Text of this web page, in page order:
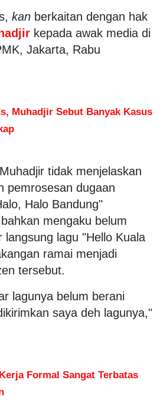
kan berkaitan dengan hak
kepada awak media di
Jakarta, Rabu
Muhadjir Sebut Banyak Kasus
tidak menjelaskan
pemrosesan dugaan
Halo Bandung"
mengaku belum
langsung lagu "Hello Kuala
ramai menjadi
tersebut.
lagunya belum berani
saya deh lagunya,"
Formal Sangat Terbatas